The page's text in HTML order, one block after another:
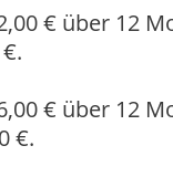
€ über 12
€ über 12
€.